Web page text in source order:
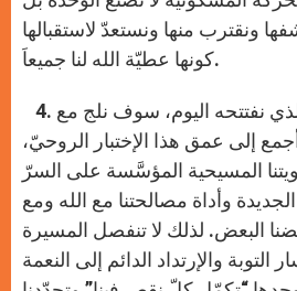
ونقترب منها ونستعدّ لاستقبالها
كونها عطيّة الله لنا جميعاَ.
4. في أسبوع الصلاة الذي نفتتحه اليوم، سوف نلج مع
إلى عمق هذا الإختبار الروحيّ،
المسيحية المؤسَّسة على السرّ
وأداة مصالحتنا مع الله ومع
البعض. لذلك لا تنفصل المسيرة
والإرتداد الدائم إلى النعمة